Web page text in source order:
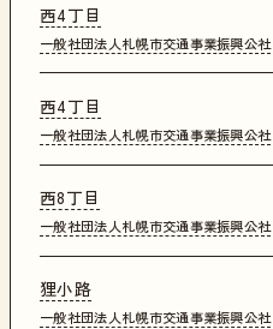
西4丁目
一般社団法人札幌市交通事業振興公社
西4丁目
一般社団法人札幌市交通事業振興公社
西8丁目
一般社団法人札幌市交通事業振興公社
狸小路
一般社団法人札幌市交通事業振興公社